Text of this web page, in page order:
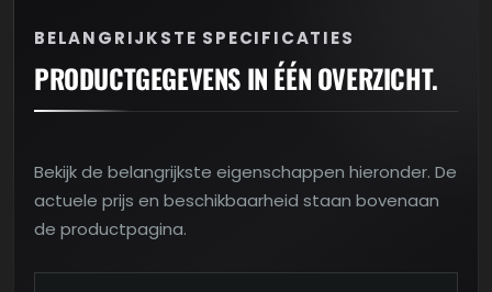
BELANGRIJKSTE SPECIFICATIES
PRODUCTGEGEVENS IN ÉÉN OVERZICHT.
Bekijk de belangrijkste eigenschappen hieronder. De
actuele prijs en beschikbaarheid staan bovenaan
de productpagina.